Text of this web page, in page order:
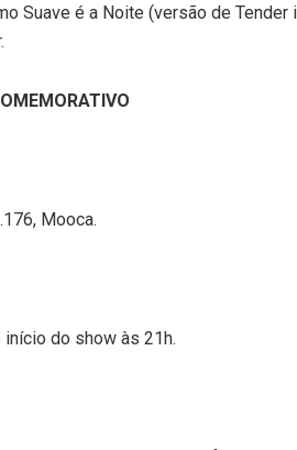
Suave é a Noite (versão de Tender
Mooca.
início do show às 21h.